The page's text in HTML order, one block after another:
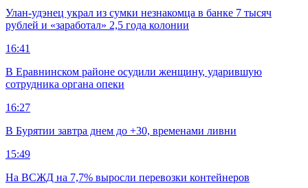
Улан-удэнец украл из сумки незнакомца в банке 7 тысяч
рублей и «заработал» 2,5 года колонии
16:41
В Еравнинском районе осудили женщину, ударившую
сотрудника органа опеки
16:27
В Бурятии завтра днем до +30, временами ливни
15:49
На ВСЖД на 7,7% выросли перевозки контейнеров